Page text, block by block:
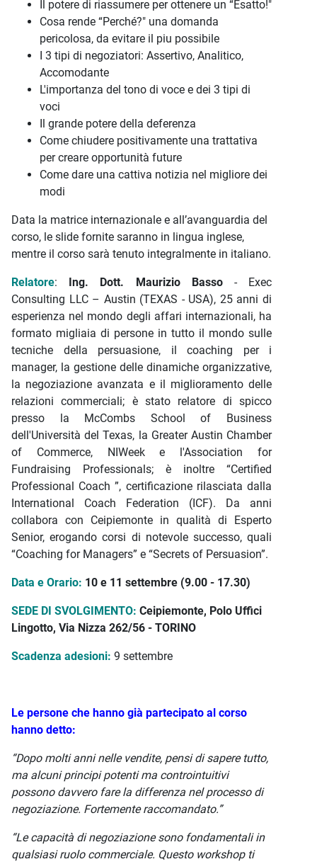
Il potere di riassumere per ottenere un “Esatto!"
Cosa rende “Perché?" una domanda
pericolosa, da evitare il piu possibile
I 3 tipi di negoziatori: Assertivo, Analitico,
Accomodante
L'importanza del tono di voce e dei 3 tipi di
voci
Il grande potere della deferenza
Come chiudere positivamente una trattativa
per creare opportunità future
Come dare una cattiva notizia nel migliore dei
modi
Data la matrice internazionale e all’avanguardia del
corso, le slide fornite saranno in lingua inglese,
mentre il corso sarà tenuto integralmente in italiano.
Relatore: Ing. Dott. Maurizio Basso- Exec
Consulting LLC – Austin (TEXAS - USA), 25 anni di
esperienza nel mondo degli affari internazionali, ha
formato migliaia di persone in tutto il mondo sulle
tecniche della persuasione, il coaching per i
manager, la gestione delle dinamiche organizzative,
la negoziazione avanzata e il miglioramento delle
relazioni commerciali; è stato relatore di spicco
presso la McCombs School of Business
dell'Università del Texas, la Greater Austin Chamber
of Commerce, NIWeek e l'Association for
Fundraising Professionals; è inoltre “Certified
Professional Coach ”, certificazione rilasciata dalla
International Coach Federation (ICF). Da anni
collabora con Ceipiemonte in qualità di Esperto
Senior, erogando corsi di notevole successo, quali
“Coaching for Managers” e “Secrets of Persuasion”.
Data e Orario: 10 e 11 settembre (9.00 - 17.30)
SEDE DI SVOLGIMENTO: Ceipiemonte, Polo Uffici
Lingotto, Via Nizza 262/56 - TORINO
Scadenza adesioni: 9 settembre
Le persone che hanno già partecipato al corso
hanno detto:
“Dopo molti anni nelle vendite, pensi di sapere tutto,
ma alcuni principi potenti ma controintuitivi
possono davvero fare la differenza nel processo di
negoziazione. Fortemente raccomandato.”
“Le capacità di negoziazione sono fondamentali in
qualsiasi ruolo commerciale. Questo workshop ti